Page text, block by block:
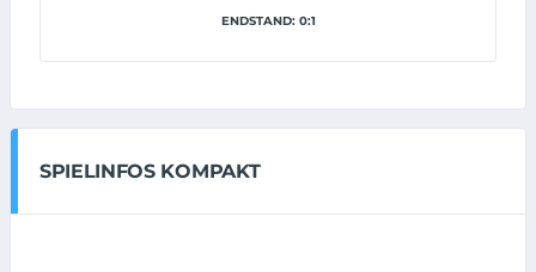
ENDSTAND: 0:1
SPIELINFOS KOMPAKT